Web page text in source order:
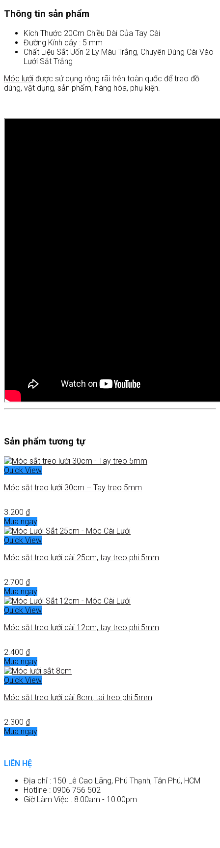
Thông tin sản phẩm
Kích Thước 20Cm Chiều Dài Của Tay Cài
Đường Kính cây : 5 mm
Chất Liệu Sắt Uốn 2 Ly Màu Trắng, Chuyên Dùng Cài Vào
Lưới Sắt Trắng
Móc lưới được sử dụng rộng rãi trên toàn quốc để treo đồ
dùng, vật dụng, sản phẩm, hàng hóa, phụ kiện.
Sản phẩm tương tự
Quick View
Móc sắt treo lưới 30cm – Tay treo 5mm
3.200 ₫
Mua ngay
Quick View
Móc sắt treo lưới dài 25cm, tay treo phi 5mm
2.700 ₫
Mua ngay
Quick View
Móc sắt treo lưới dài 12cm, tay treo phi 5mm
2.400 ₫
Mua ngay
Quick View
Móc sắt treo lưới dài 8cm, tai treo phi 5mm
2.300 ₫
Mua ngay
LIÊN HỆ
Địa chỉ : 150 Lê Cao Lãng, Phú Thạnh, Tân Phú, HCM
Hotline : 0906 756 502
Giờ Làm Việc : 8:00am - 10:00pm